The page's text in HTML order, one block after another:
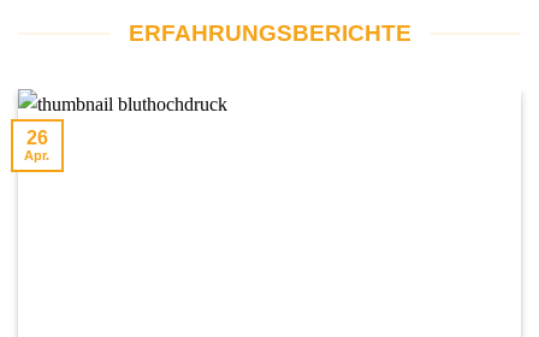
ERFAHRUNGSBERICHTE
26
Apr.